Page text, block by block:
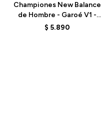
Championes New Balance
de Hombre - Garoé V1 -
MTGARORY - BLUEOASI
$ 5.890